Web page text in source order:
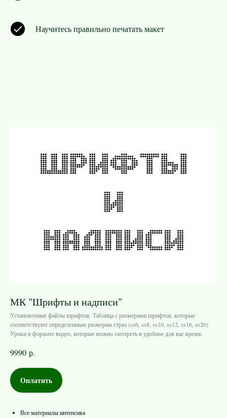
Научитесь правильно печатать макет
МК "Шрифты и надписи"
Установочные файлы шрифтов. Таблица с размерами шрифтов, которые
соответствуют определенным размерам страз (ss6, ss8, ss10, ss12, ss16, ss20)
Уроки в формате видео, которые можно смотреть в удобное для вас время.
9990 р.
Оплатить
Все материалы интенсива